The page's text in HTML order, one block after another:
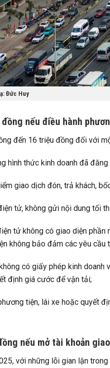
Đức Huy
nếu điều hành
đến 16 triệu đồng đối với
hình thức kinh doanh đã
giao dịch đón, trả khách,
tử, không gửi nội dung tối
tử không có giao diện phần
không bảo đảm các yêu cầu
có giấy phép kinh
định giá cước để vận tải;
tiện, lái xe hoặc quyết
nếu mở tài khoản
với những lỗi gian lận